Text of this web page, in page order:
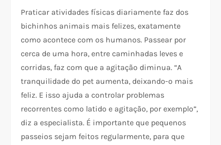
Praticar atividades físicas diariamente faz dos
bichinhos animais mais felizes, exatamente
como acontece com os humanos. Passear por
cerca de uma hora, entre caminhadas leves e
corridas, faz com que a agitação diminua. “A
tranquilidade do pet aumenta, deixando-o mais
feliz. E isso ajuda a controlar problemas
recorrentes como latido e agitação, por exemplo”,
diz a especialista. É importante que pequenos
passeios sejam feitos regularmente, para que